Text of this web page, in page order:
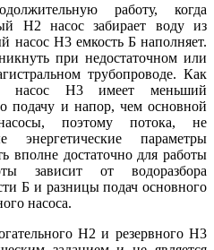
работу, когда
Н2 насос забирает воду из
насос Н3 емкость Б наполняет.
при недостаточном или
трубопроводе. Как
насос Н3 имеет меньший
подачу и напор, чем основной
поэтому потока, не
энергетические параметры
достаточно для работы
зависит от водоразбора
Б и разницы подач основного
насоса.
Н2 и резервного Н3